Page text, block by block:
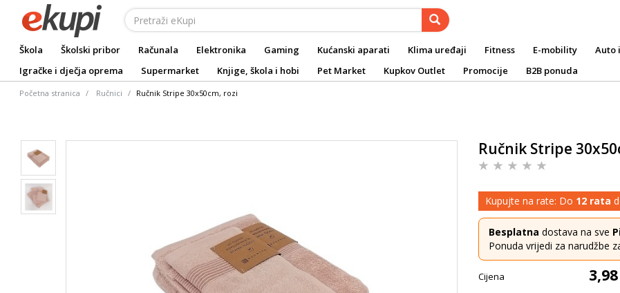
Škola Školski pribor Računala Elektronika Gaming Kućanski aparati Klima uređaji Fitness E-mobility Auto
Igračke i dječja oprema
Supermarket Knjige, škola i hobi Pet Market Kupkov Outlet Promocije B2B ponuda
Početna stranica Ručnici Ručnik Stripe 30x50cm, rozi
Ručnik Stripe
Kupujte na rate: Do 12 rata
Besplatna dostava na sve
Ponuda vrijedi za narudžbe
Cijena